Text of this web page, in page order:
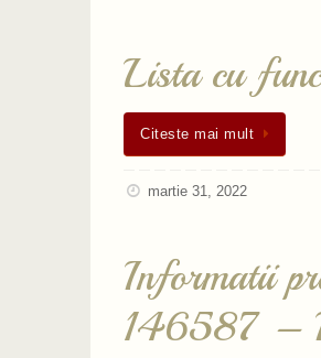
Lista cu
Citeste mai mult
martie 31, 2022
Informatii
146587 –